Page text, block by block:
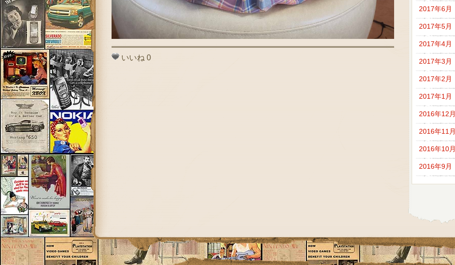
いいね0
2017年6月
2017年5月
2017年4月
2017年3月
2017年2月
2017年1月
2016年12月
2016年11月
2016年10月
2016年9月